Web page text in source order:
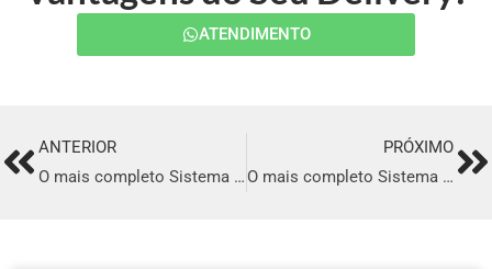
ATENDIMENTO
PrevANTERIOR
O mais completo Sistema para Delivery em Nova Serrana
PRÓXIMO
O mais completo Sistema para Delivery em Picos